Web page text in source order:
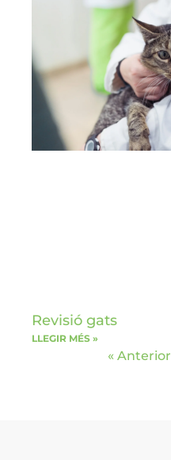
Revisió gats
LLEGIR MÉS »
« Anterior